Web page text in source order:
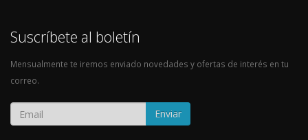
Suscríbete al boletín
Mensualmente te iremos enviado novedades y ofertas de interés en tu
correo.
Enviar